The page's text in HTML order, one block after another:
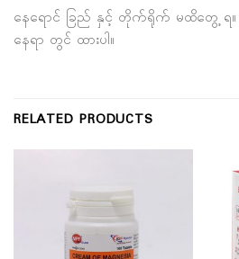
နေရောင် ခြည် နှင့် တိုက်ရိုက် မထိတွေ့ ရ။
နေရာ တွင် ထားပါ။
RELATED PRODUCTS